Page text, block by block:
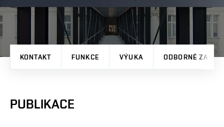
KONTAKT FUNKCE VÝUKA ODBORNÉ
PUBLIKACE